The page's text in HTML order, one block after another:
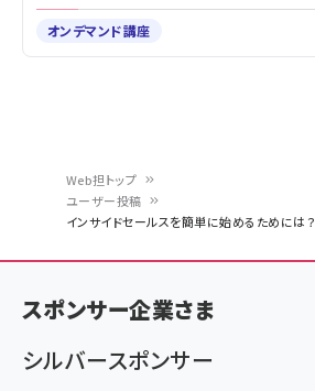
ン
く
ず
Web担トップ
ユーザー投稿
インサイドセールスを簡単に始めるためには？
オンデマンド講座
スポンサー企業さま
シルバースポンサー